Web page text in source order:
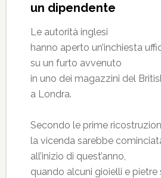
un dipendente
Le autorità inglesi
hanno aperto un’inchiesta
su un furto avvenuto
in uno dei magazzini del
a Londra.
Secondo le prime
la vicenda sarebbe
all’inizio di quest’anno,
quando alcuni gioielli e pietre